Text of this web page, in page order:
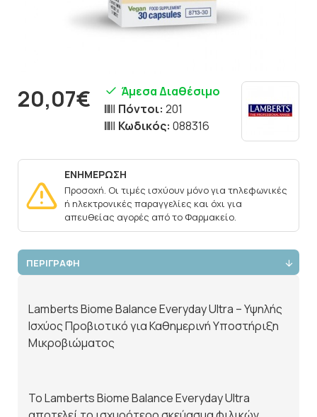
ΕΝΗΜΕΡΩΣΗ
Προσοχή. Οι τιμές ισχύουν μόνο για τηλεφωνικές
ή ηλεκτρονικές παραγγελίες και όχι για
απευθείας αγορές από το Φαρμακείο.
20,07€
Άμεσα Διαθέσιμο
Πόντοι: 201
Κωδικός: 088316
ΠΕΡΙΓΡΑΦΗ
Lamberts Biome Balance Everyday Ultra – Υψηλής
Ισχύος Προβιοτικό για Καθημερινή Υποστήριξη
Μικροβιώματος
Το Lamberts Biome Balance Everyday Ultra